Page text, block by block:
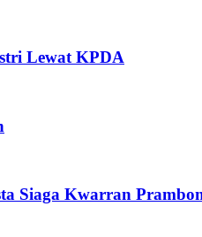
Lewat KPDA
Siaga Kwarran